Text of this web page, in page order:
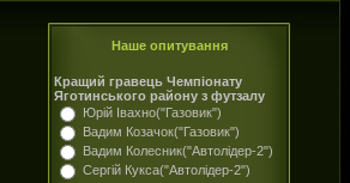
Наше опитування
Кращий гравець Чемпіонату
Яготинського району з футзалу
Юрій Івахно("Газовик")
Вадим Козачок("Газовик")
Вадим Колесник("Автолідер-2")
Сергій Кукса("Автолідер-2")